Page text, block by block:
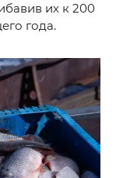
их к 200
года.